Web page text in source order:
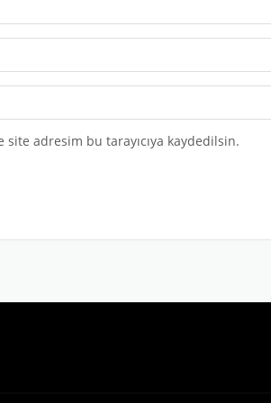
site adresim bu tarayıcıya kaydedilsin.